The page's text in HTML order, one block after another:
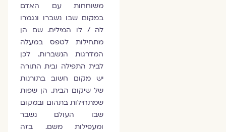
משוחחות עם האדם
במקום שבו נשברו ונגמרו
לה / לו המילים. שם הן
מתחילות לטפס במעלה
המדרגות הנשברות. לכן
לבית התפילה ובית התורה
יש מקום חשוב בתורנות
של שיקום הבית. הן שפות
שמתחילות בתהום ובמקום
שבו העולם נשבר
ומעפילות משם. בזה